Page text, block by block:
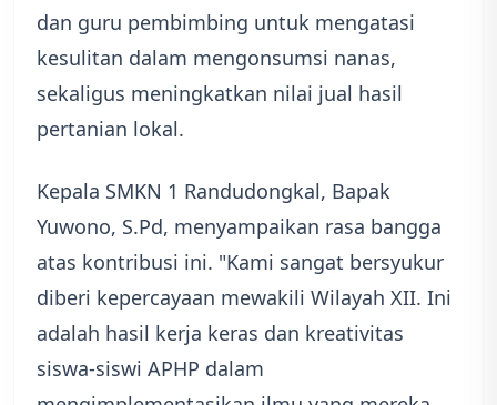
dan guru pembimbing untuk mengatasi
kesulitan dalam mengonsumsi nanas,
sekaligus meningkatkan nilai jual hasil
pertanian lokal.
Kepala SMKN 1 Randudongkal, Bapak
Yuwono, S.Pd, menyampaikan rasa bangga
atas kontribusi ini. "Kami sangat bersyukur
diberi kepercayaan mewakili Wilayah XII. Ini
adalah hasil kerja keras dan kreativitas
siswa-siswi APHP dalam